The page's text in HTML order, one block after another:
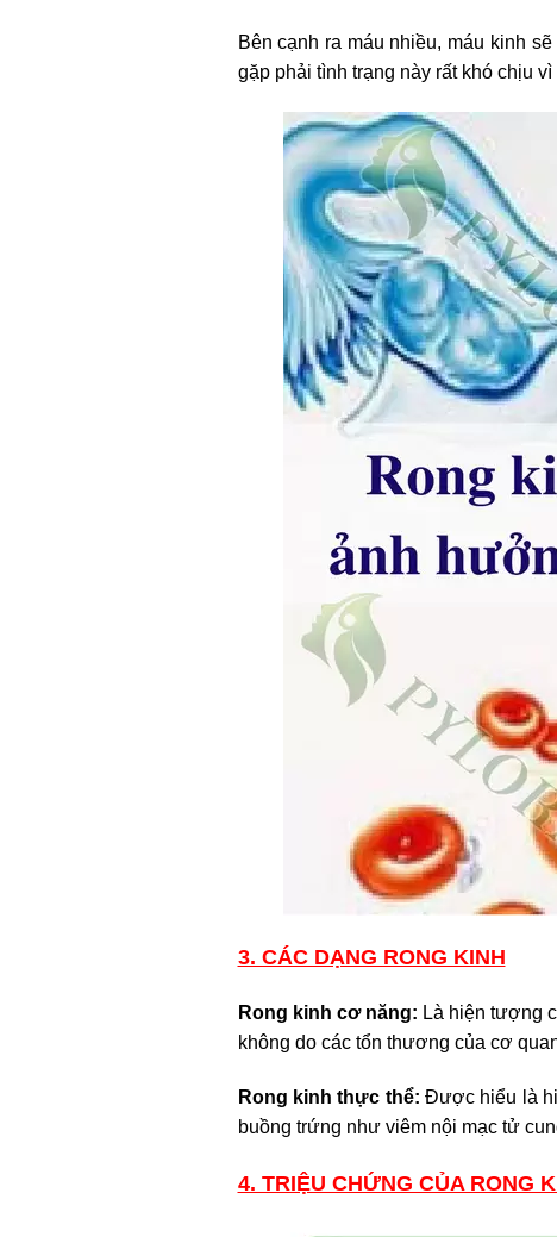
Bên cạnh ra máu nhiều, máu kinh
gặp phải tình trạng này rất khó chịu
3. CÁC DẠNG RONG KINH
Rong kinh cơ năng: Là hiện tượng
không do các tổn thương của cơ
Rong kinh thực thể: Được hiểu là
buồng trứng như viêm nội mạc tử
4. TRIỆU CHỨNG CỦA RONG